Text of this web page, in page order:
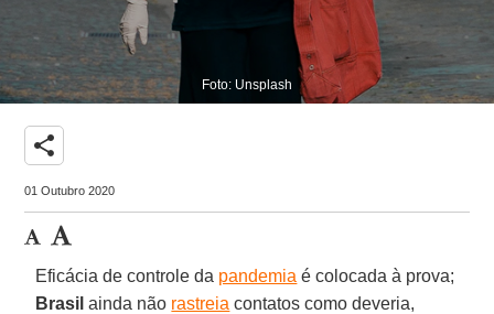
Foto: Unsplash
share
01 Outubro 2020
Eficácia de controle da pandemia é colocada à prova;
Brasil ainda não rastreia contatos como deveria,